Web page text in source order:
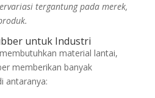
tergantung pada merek,
untuk Industri
material lantai,
memberikan banyak
antaranya: